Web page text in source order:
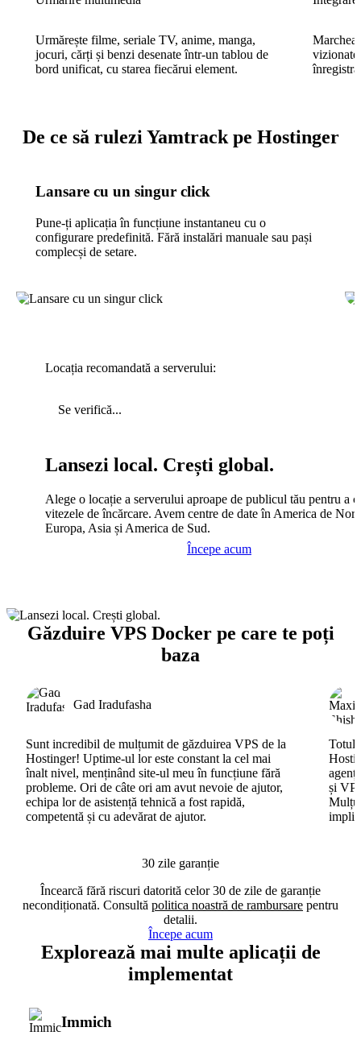
Urmărește filme, seriale TV, anime, manga,
jocuri, cărți și benzi desenate într-un tablou de
bord unificat, cu starea fiecărui element.
vizionate
De ce să rulezi Yamtrack pe Hostinger
Lansare cu un singur click
Pune-ți aplicația în funcțiune instantaneu cu o
configurare predefinită. Fără instalări manuale sau pași
complecși de setare.
Locația recomandată a serverului:
Se verifică...
Lansezi local. Crești global.
Alege o locație a serverului aproape de publicul tău pentru a
vitezele de încărcare. Avem centre de date în America de
Europa, Asia și America de Sud.
Începe acum
Găzduire VPS Docker pe care te poți
baza
Gad Iradufasha
Sunt incredibil de mulțumit de găzduirea VPS de la
Hostinger! Uptime-ul lor este constant la cel mai
înalt nivel, menținând site-ul meu în funcțiune fără
probleme. Ori de câte ori am avut nevoie de ajutor,
echipa lor de asistență tehnică a fost rapidă,
competentă și cu adevărat de ajutor.
Totul
și
30 zile garanție
Încearcă fără riscuri datorită celor 30 de zile de garanție
necondiționată. Consultă politica noastră de rambursare pentru
detalii.
Începe acum
Explorează mai multe aplicații de
implementat
Immich